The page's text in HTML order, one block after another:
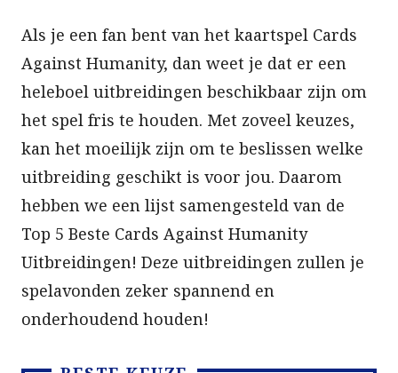
Als je een fan bent van het kaartspel Cards
Against Humanity, dan weet je dat er een
heleboel uitbreidingen beschikbaar zijn om
het spel fris te houden. Met zoveel keuzes,
kan het moeilijk zijn om te beslissen welke
uitbreiding geschikt is voor jou. Daarom
hebben we een lijst samengesteld van de
Top 5 Beste Cards Against Humanity
Uitbreidingen! Deze uitbreidingen zullen je
spelavonden zeker spannend en
onderhoudend houden!